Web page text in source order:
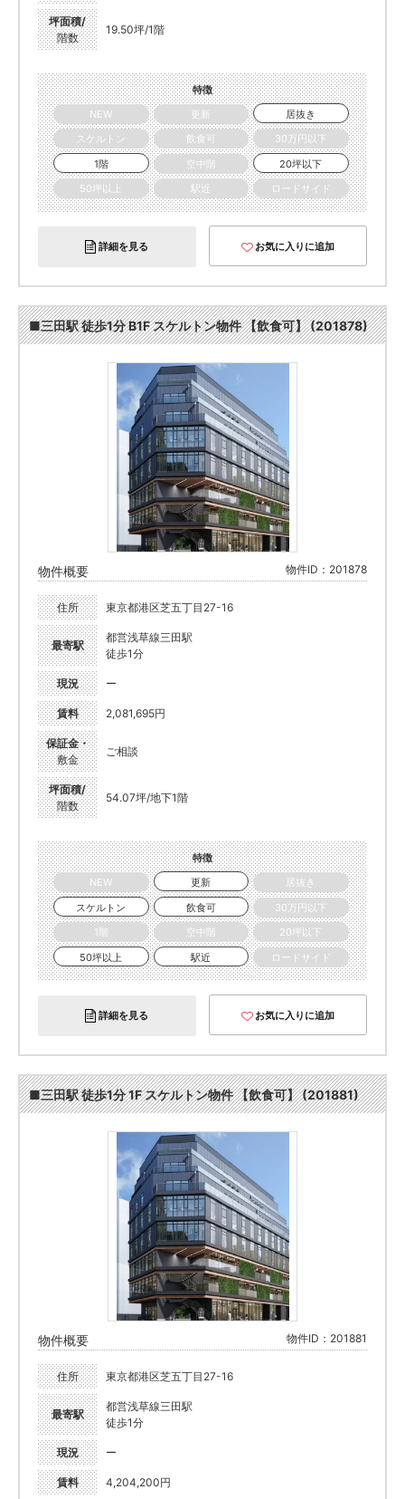
坪面積/
階数
19.50坪/1階
特徴
NEW
更新
居抜き
スケルトン
飲食可
30万円以下
1階
空中階
20坪以下
50坪以上
駅近 ロードサイド
詳細を見る お気に入りに追加
■三田駅 徒歩1分 B1F スケルトン物件 【飲食可】 (201878)
物件概要 物件ID：201878
住所 東京都港区芝五丁目27-16
最寄駅
都営浅草線三田駅
徒歩1分
現況 ー
賃料 2,081,695円
保証金・
敷金
ご相談
坪面積/
階数
54.07坪/地下1階
特徴
NEW
更新
居抜き
スケルトン
飲食可
30万円以下
1階
空中階
20坪以下
50坪以上
駅近 ロードサイド
詳細を見る お気に入りに追加
■三田駅 徒歩1分 1F スケルトン物件 【飲食可】 (201881)
物件概要 物件ID：201881
住所 東京都港区芝五丁目27-16
最寄駅
都営浅草線三田駅
徒歩1分
現況 ー
賃料 4,204,200円